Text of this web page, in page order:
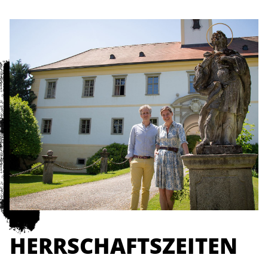
HERRSCHAFTSZEITEN